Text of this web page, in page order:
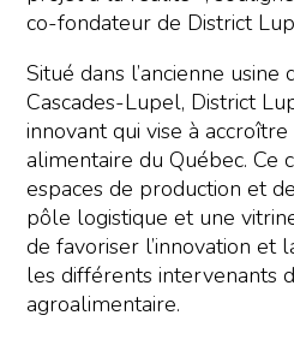
co-fondateur de District
Situé dans l’ancienne
Cascades-Lupel, District
innovant qui vise à accroître
alimentaire du Québec. Ce
espaces de production et
pôle logistique et une
de favoriser l’innovation et
les différents intervenants
agroalimentaire.